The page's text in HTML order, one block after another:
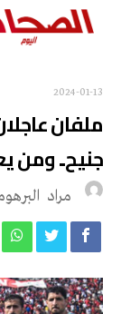
2024-01-13
ملفان
جنيح.. ومن
مراد‭ ‬ البرهومي